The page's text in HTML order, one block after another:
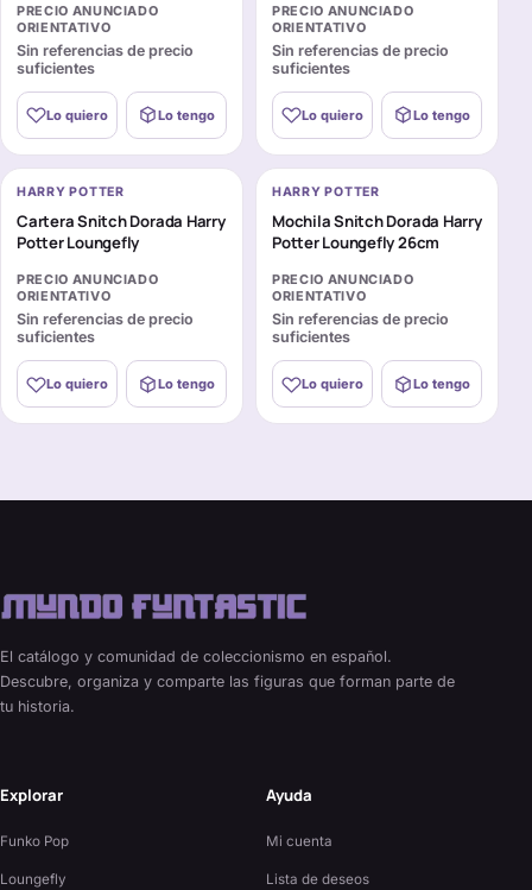
PRECIO ANUNCIADO
ORIENTATIVO
Sin referencias de precio
suficientes
Lo quiero Lo tengo
PRECIO ANUNCIADO
ORIENTATIVO
Sin referencias de precio
suficientes
Lo quiero Lo tengo
HARRY POTTER
Cartera Snitch Dorada Harry
Potter Loungefly
PRECIO ANUNCIADO
ORIENTATIVO
Sin referencias de precio
suficientes
Lo quiero Lo tengo
HARRY POTTER
Mochila Snitch Dorada Harry
Potter Loungefly 26cm
PRECIO ANUNCIADO
ORIENTATIVO
Sin referencias de precio
suficientes
Lo quiero Lo tengo
El catálogo y comunidad de coleccionismo en español.
Descubre, organiza y comparte las figuras que forman parte de
tu historia.
Explorar
Funko Pop
Loungefly
Ayuda
Mi cuenta
Lista de deseos